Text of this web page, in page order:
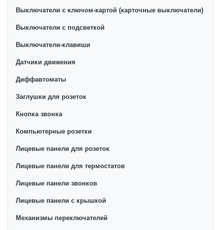
Выключатели с ключом-картой (карточные выключатели)
Выключатели с подсветкой
Выключатели-клавиши
Датчики движения
Диффавтоматы
Заглушки для розеток
Кнопка звонка
Компьютерные розетки
Лицевые панели для розеток
Лицевые панели для термостатов
Лицевые панели звонков
Лицевые панели с крышкой
Механизмы переключателей